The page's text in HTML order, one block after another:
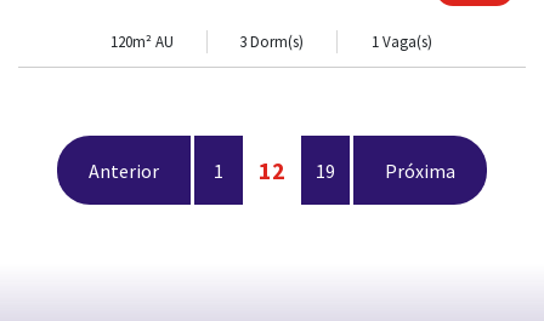
120m² AU 3 Dorm(s) 1 Vaga(s)
Anterior 1 12 19 Próxima